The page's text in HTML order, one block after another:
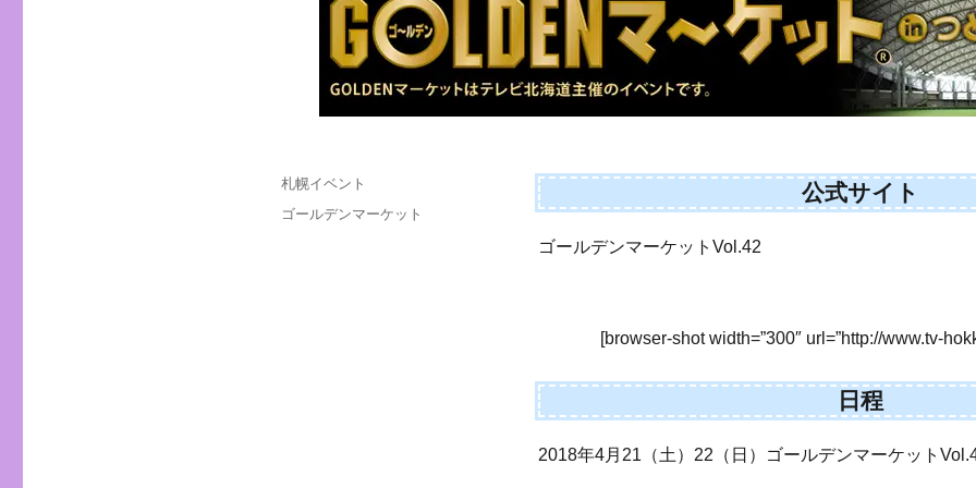
公式サイト
ゴールデンマーケットVol.42
[browser-shot width=”300″ url=”http://www.tv-
日程
2018年4月21（土）22（日）ゴールデンマーケット
投
日:
カ
テ
札幌イベント
タ
ゴールデンマーケット